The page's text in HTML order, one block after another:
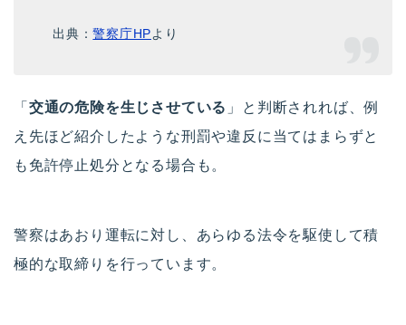
出典：警察庁HPより
「 交通の危険を生じさせている 」と判断されれば、例
え先ほど紹介したような刑罰や違反に当てはまらずと
も免許停止処分となる場合も。
警察はあおり運転に対し、あらゆる法令を駆使して積
極的な取締りを行っています。